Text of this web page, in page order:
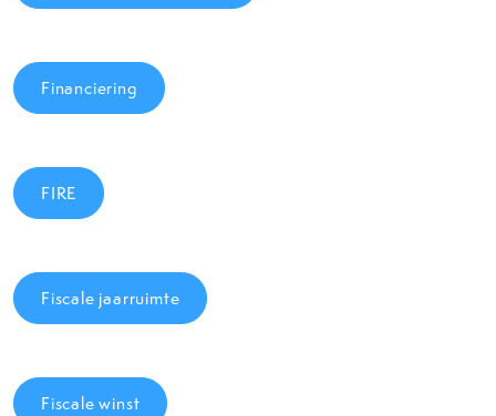
Financiering
FIRE
Fiscale jaarruimte
Fiscale winst